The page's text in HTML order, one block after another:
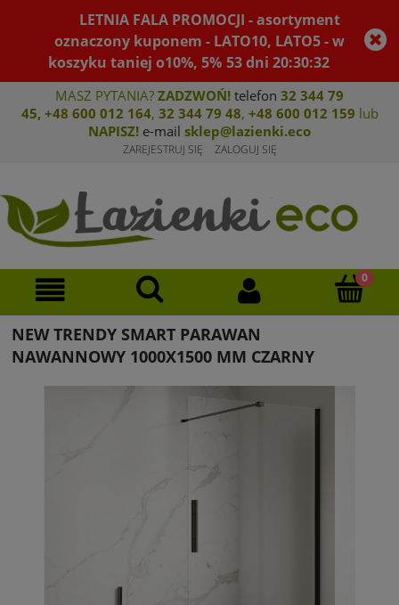
LETNIA FALA PROMOCJI - asortyment
oznaczony kuponem - LATO10, LATO5 - w
koszyku taniej o10%, 5% 53dni20:30:32
MASZ PYTANIA? ZADZWOŃ! telefon 32 344 79
45, +48 600 012 164, 32 344 79 48, +48 600 012 159 lub
NAPISZ! e-mail sklep@lazienki.eco
ZAREJESTRUJ SIĘ ZALOGUJ SIĘ
NEW TRENDY SMART PARAWAN
NAWANNOWY 1000X1500 MM CZARNY